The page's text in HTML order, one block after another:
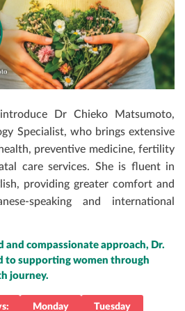
TRƯỞNG CHO TRẺ NHỎ
VIỆC
KHƠI
BẢN
TRỌN GÓI
Dr Chieko Matsumoto,
Specialist, who brings extensive
preventive medicine, fertility
care services. She is fluent in
providing greater comfort and
speaking and international
compassionate approach, Dr.
to supporting women through
journey.
Monday Tuesday